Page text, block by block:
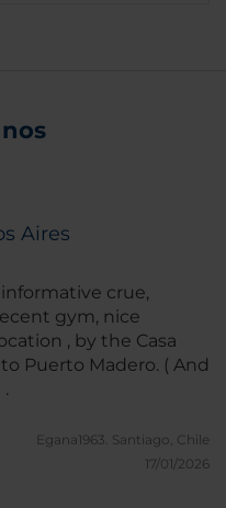
Aires
crue,
gym, nice
, by the Casa
Madero. ( And
Egana1963. Santiago, Chile
17/01/2026